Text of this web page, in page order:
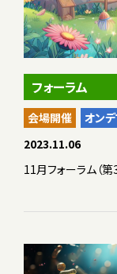
フォーラム
会場開催 オン
2023.11.06
11月フォーラム（